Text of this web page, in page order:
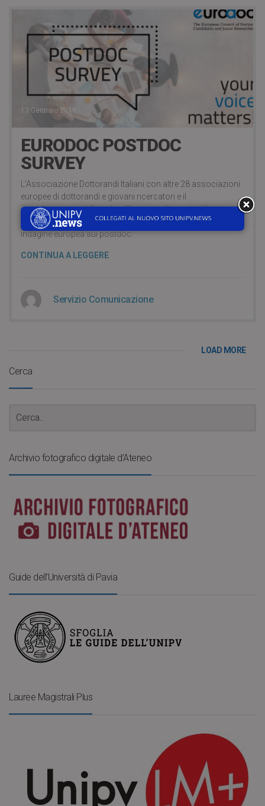
13 Gennaio 2019
EURODOC POSTDOC
SURVEY
L’Associazione Dottorandi Italiani con altre 28 associazioni
europee di dottorandi e giovani ricercatori e il
coordinamento di Eurodoc (European Council of Doctoral
Candidates and Junior Researchers) lancia la prima
indagine europea sui postdoc.
CONTINUA A LEGGERE
Servizio Comunicazione
LOAD MORE
Cerca
Archivio fotografico digitale d’Ateneo
Guide dell’Università di Pavia
Lauree Magistrali Plus